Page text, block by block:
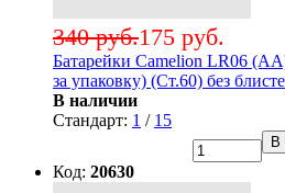
175 руб.
340 руб.
Батарейки Camelion LR06
за упаковку) (Ст.60) без
В наличии
Стандарт: 1 / 15
В
Код: 20630